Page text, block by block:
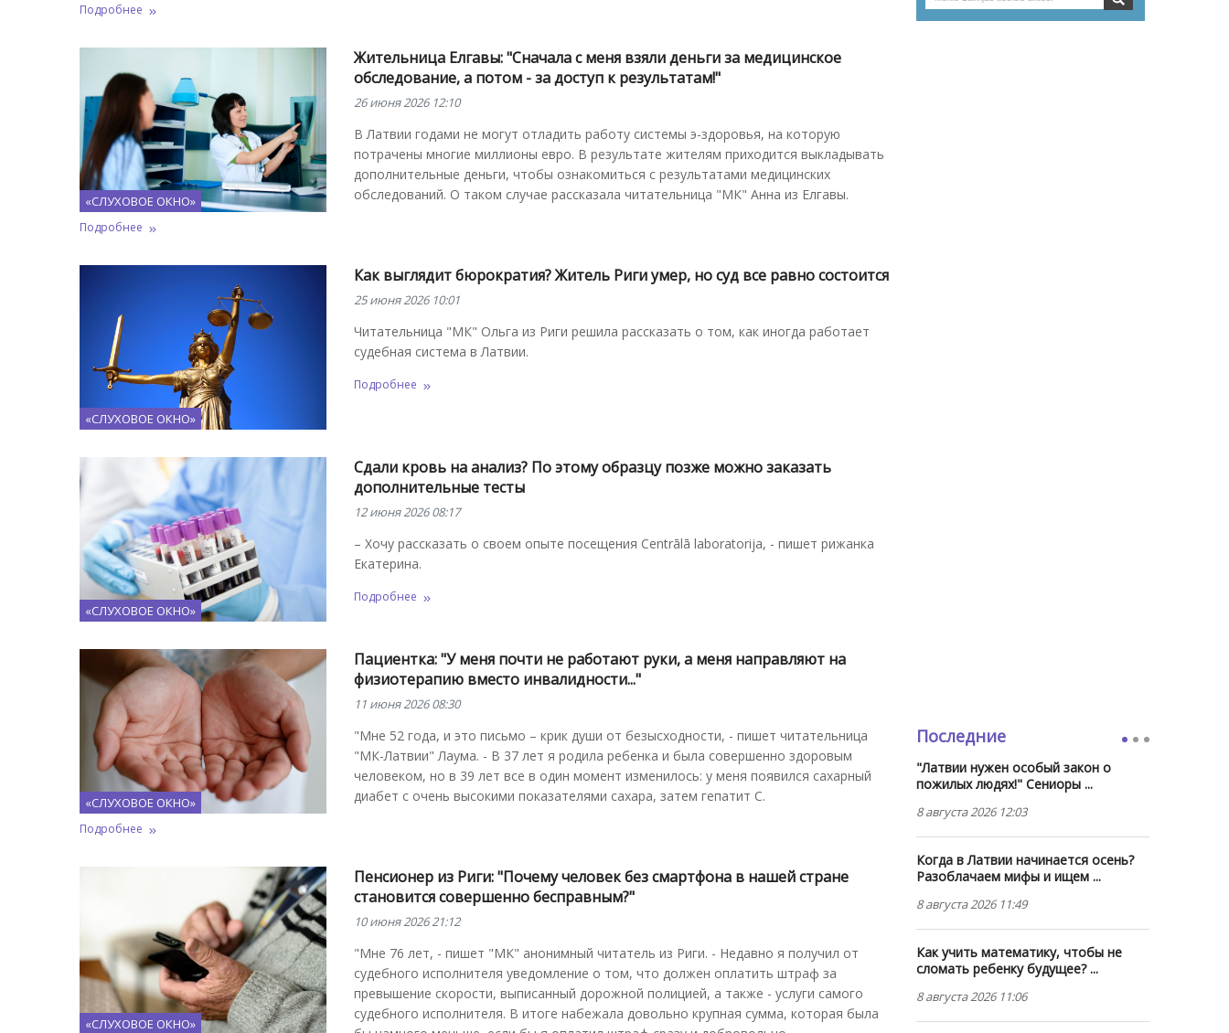
Подробнее
«СЛУХОВОЕ ОКНО»
Жительница Елгавы: "Сначала с меня взяли деньги за медицинское
обследование, а потом - за доступ к результатам!"
26 июня 2026 12:10
В Латвии годами не могут отладить работу системы э-здоровья, на которую
потрачены многие миллионы евро. В результате жителям приходится выкладывать
дополнительные деньги, чтобы ознакомиться с результатами медицинских
обследований. О таком случае рассказала читательница "МК" Анна из Елгавы.
Подробнее
«СЛУХОВОЕ ОКНО»
Как выглядит бюрократия? Житель Риги умер, но суд все равно состоится
25 июня 2026 10:01
Читательница "МК" Ольга из Риги решила рассказать о том, как иногда работает
судебная система в Латвии.
Подробнее
«СЛУХОВОЕ ОКНО»
Сдали кровь на анализ? По этому образцу позже можно заказать
дополнительные тесты
12 июня 2026 08:17
– Хочу рассказать о своем опыте посещения Centrālā laboratorija, - пишет рижанка
Екатерина.
Подробнее
«СЛУХОВОЕ ОКНО»
Пациентка: "У меня почти не работают руки, а меня направляют на
физиотерапию вместо инвалидности..."
11 июня 2026 08:30
"Мне 52 года, и это письмо – крик души от безысходности, - пишет читательница
"МК-Латвии" Лаума. - В 37 лет я родила ребенка и была совершенно здоровым
человеком, но в 39 лет все в один момент изменилось: у меня появился сахарный
диабет с очень высокими показателями сахара, затем гепатит С.
Подробнее
«СЛУХОВОЕ ОКНО»
Пенсионер из Риги: "Почему человек без смартфона в нашей стране
становится совершенно бесправным?"
10 июня 2026 21:12
"Мне 76 лет, - пишет "МК" анонимный читатель из Риги. - Недавно я получил от
судебного исполнителя уведомление о том, что должен оплатить штраф за
превышение скорости, выписанный дорожной полицией, а также - услуги самого
судебного исполнителя. В итоге набежала довольно крупная сумма, которая была
Последние
"Латвии нужен особый закон о
пожилых людях!" Сениоры ...
8 августа 2026 12:03
Когда в Латвии начинается осень?
Разоблачаем мифы и ищем ...
8 августа 2026 11:49
Как учить математику, чтобы не
сломать ребенку будущее? ...
8 августа 2026 11:06